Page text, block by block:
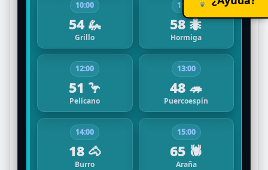
10:00
54 🦗
Grillo
11:00
58 🐜
Hormiga
12:00
51 🦩
Pelícano
13:00
48 🦔
Puercoespín
14:00
18 🐴
Burro
15:00
65 🕷️
Araña